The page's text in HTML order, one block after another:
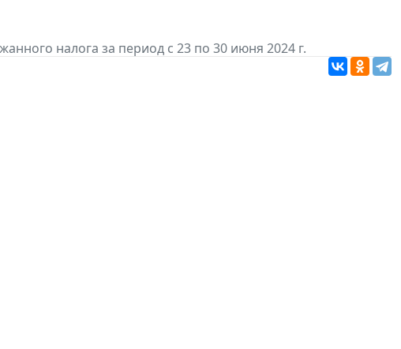
налога за период с 23 по 30 июня 2024 г.